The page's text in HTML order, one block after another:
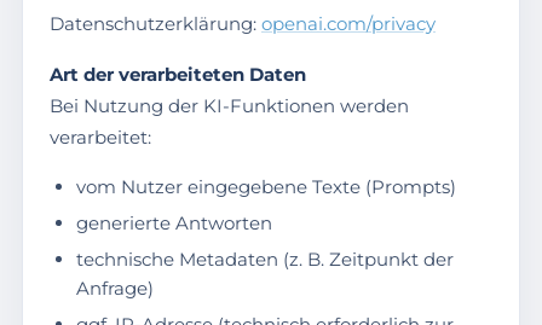
Datenschutzerklärung: openai.com/privacy
Art der verarbeiteten Daten
Bei Nutzung der KI-Funktionen werden
verarbeitet:
vom Nutzer eingegebene Texte (Prompts)
generierte Antworten
technische Metadaten (z. B. Zeitpunkt der
Anfrage)